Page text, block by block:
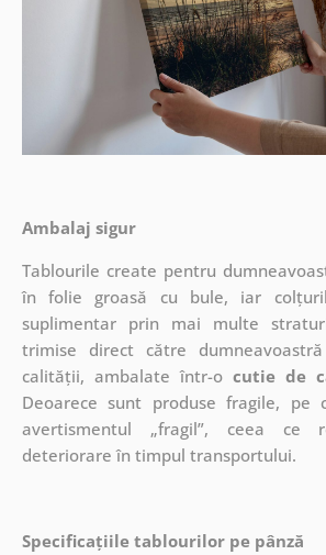
Ambalaj sigur
Tablourile create pentru
în folie groasă cu bule, iar
suplimentar prin mai multe
trimise direct către
calității, ambalate într-o cutie de
Deoarece sunt produse fragile, pe
avertismentul „fragil”, ceea ce
deteriorare în timpul transportului.
Specificațiile tablourilor pe pânză